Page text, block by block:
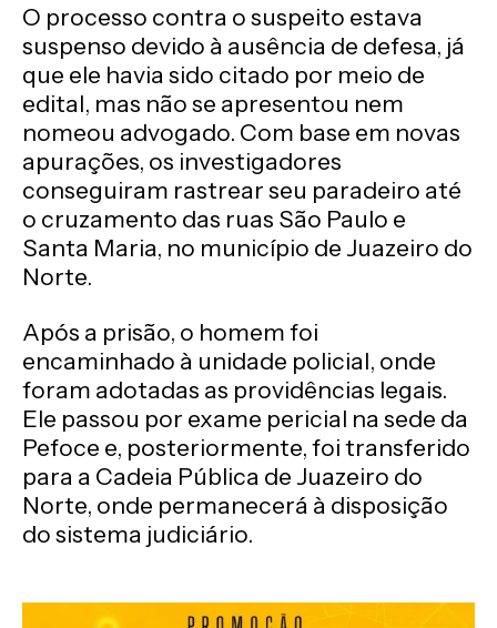
O processo contra o suspeito estava
suspenso devido à ausência de defesa, já
que ele havia sido citado por meio de
edital, mas não se apresentou nem
nomeou advogado. Com base em novas
apurações, os investigadores
conseguiram rastrear seu paradeiro até
o cruzamento das ruas São Paulo e
Santa Maria, no município de Juazeiro do
Norte.
Após a prisão, o homem foi
encaminhado à unidade policial, onde
foram adotadas as providências legais.
Ele passou por exame pericial na sede da
Pefoce e, posteriormente, foi transferido
para a Cadeia Pública de Juazeiro do
Norte, onde permanecerá à disposição
do sistema judiciário.